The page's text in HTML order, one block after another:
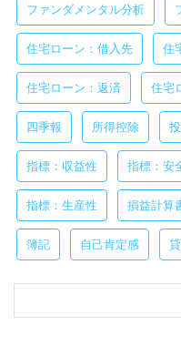
ファンダメンタル分析
住宅ローン：借入先 住
住宅ローン：返済 住宅
四季報 所得控除
指標：収益性 指標：安
指標：生産性 損益計算
簿記 自己肯定感